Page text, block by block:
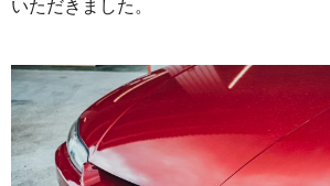
いただきました。